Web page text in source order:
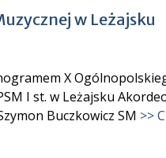
w Leżajsku
X
I st. w Leżajsku
Buczkowicz SM >>